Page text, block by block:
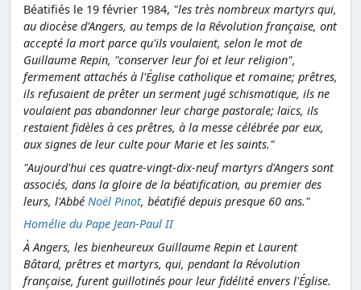
Béatifiés le 19 février 1984, "les très nombreux martyrs qui,
au diocèse d'Angers, au temps de la Révolution française, ont
accepté la mort parce qu'ils voulaient, selon le mot de
Guillaume Repin, "conserver leur foi et leur religion",
fermement attachés à l'Église catholique et romaine; prêtres,
ils refusaient de prêter un serment jugé schismatique, ils ne
voulaient pas abandonner leur charge pastorale; laïcs, ils
restaient fidèles à ces prêtres, à la messe célébrée par eux,
aux signes de leur culte pour Marie et les saints."
"Aujourd'hui ces quatre-vingt-dix-neuf martyrs d'Angers sont
associés, dans la gloire de la béatification, au premier des
leurs, l'Abbé Noël Pinot, béatifié depuis presque 60 ans."
Homélie du Pape Jean-Paul II
À Angers, les bienheureux Guillaume Repin et Laurent
Bâtard, prêtres et martyrs, qui, pendant la Révolution
française, furent guillotinés pour leur fidélité envers l'Église.